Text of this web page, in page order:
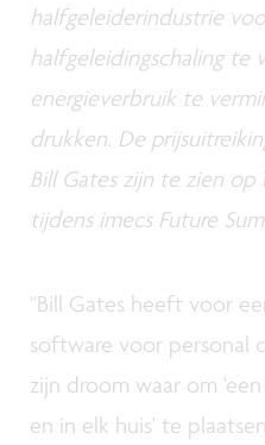
halfgeleiderindustrie
halfgeleidingschaling te
energieverbruik te
drukken. De
Bill Gates zijn te zien op
tijdens imecs Future
"Bill Gates heeft voor
software voor personal
zijn droom waar om
en in elk huis' te